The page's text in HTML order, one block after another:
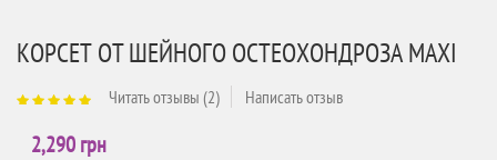
КОРСЕТ ОТ ШЕЙНОГО ОСТЕОХОНДРОЗА MAXI
Читать отзывы (2) Написать отзыв
2,290 грн